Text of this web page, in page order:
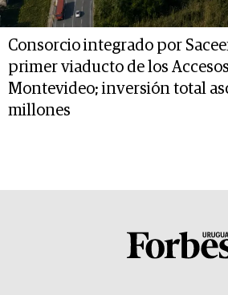
Consorcio integrado por
primer viaducto de los
Montevideo; inversión total
millones